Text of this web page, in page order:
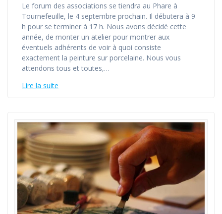
Le forum des associations se tiendra au Phare à
Tournefeuille, le 4 septembre prochain. Il débutera à 9
h pour se terminer à 17 h. Nous avons décidé cette
année, de monter un atelier pour montrer aux
éventuels adhérents de voir à quoi consiste
exactement la peinture sur porcelaine. Nous vous
attendons tous et toutes,…
Lire la suite